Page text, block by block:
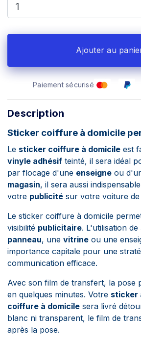
Ajouter au
Paiement sécurisé
Description
Sticker coiffure à domicile
Le sticker coiffure à domicile est
vinyle adhésif teinté, il sera idéal
par flocage d'une enseigne ou
magasin, il sera aussi
votre publicité sur votre voiture
Le sticker coiffure à domicile
visibilité publicitaire. L'utilisation de
panneau, une vitrine ou une
importance capitale pour une
communication efficace.
Avec son film de transfert, la pose
en quelques minutes. Votre sticker
coiffure à domicile sera livré
blanc ni transparent, le film de
après la pose.